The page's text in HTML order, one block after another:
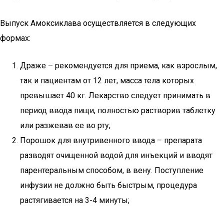
Выпуск Амоксиклава осуществляется в следующих
формах:
Драже – рекомендуется для приема, как взрослым,
так и пациентам от 12 лет, масса тела которых
превышает 40 кг. Лекарство следует принимать в
период ввода пищи, полностью растворив таблетку
или разжевав ее во рту;
Порошок для внутривенного ввода – препарата
разводят очищенной водой для инъекций и вводят
парентеральным способом, в вену. Поступление
инфузии не должно быть быстрым, процедура
растягивается на 3-4 минуты;